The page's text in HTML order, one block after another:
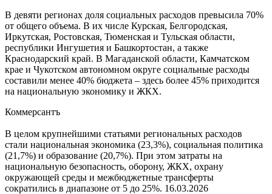
В девяти регионах доля социальных расходов превысила 70%
от общего объема. В их числе Курская, Белгородская,
Иркутская, Ростовская, Тюменская и Тульская области,
республики Ингушетия и Башкортостан, а также
Краснодарский край. В Магаданской области, Камчатском
крае и Чукотском автономном округе социальные расходы
составили менее 40% бюджета – здесь более 45% приходится
на национальную экономику и ЖКХ.
Коммерсантъ
В целом крупнейшими статьями региональных расходов
стали национальная экономика (23,3%), социальная политика
(21,7%) и образование (20,7%). При этом затраты на
национальную безопасность, оборону, ЖКХ, охрану
окружающей среды и межбюджетные трансферты
сократились в диапазоне от 5 до 25%. 16.03.2026